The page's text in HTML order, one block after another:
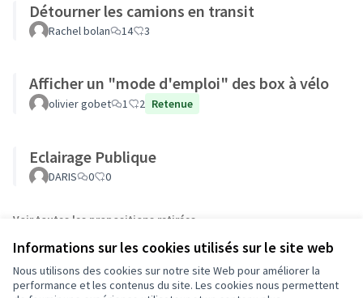
Informations sur les cookies utilisés sur le site web
Nous utilisons des cookies sur notre site Web pour améliorer la
performance et les contenus du site. Les cookies nous permettent
Détourner les camions en transit
Rachel bolan 14 3
Afficher un "mode d'emploi" des box à vélo
olivier gobet 1 2 Retenue
Eclairage Publique
DARIS 0 0
Voir toutes les propositions retirées